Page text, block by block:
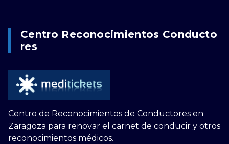
Centro Reconocimientos Conducto
Res
Centro de Reconocimientos de Conductores en
Zaragoza para renovar el carnet de conducir y otros
reconocimientos médicos.